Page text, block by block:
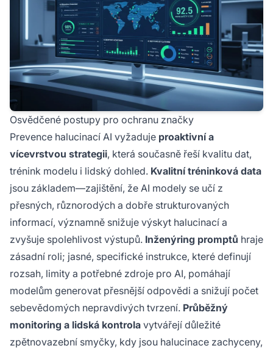
Osvědčené postupy pro ochranu značky
Prevence halucinací AI vyžaduje proaktivní a
vícevrstvou strategii, která současně řeší kvalitu dat,
trénink modelu i lidský dohled. Kvalitní tréninková data
jsou základem—zajištění, že AI modely se učí z
přesných, různorodých a dobře strukturovaných
informací, významně snižuje výskyt halucinací a
zvyšuje spolehlivost výstupů. Inženýring promptů hraje
zásadní roli; jasné, specifické instrukce, které definují
rozsah, limity a potřebné zdroje pro AI, pomáhají
modelům generovat přesnější odpovědi a snižují počet
sebevědomých nepravdivých tvrzení. Průběžný
monitoring a lidská kontrola vytvářejí důležité
zpětnovazební smyčky, kdy jsou halucinace zachyceny,